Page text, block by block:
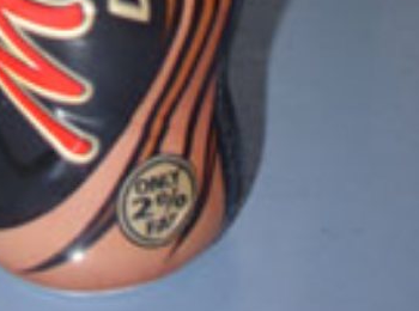
Por qué los
tópico se han
uno de los
bienestar más